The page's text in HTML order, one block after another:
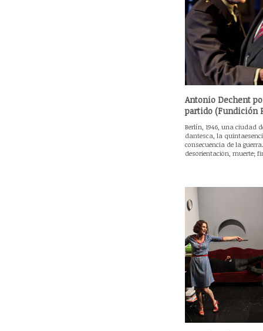
Antonio Dechent
partido (Fundición
Berlín, 1946, una ciudad
dantesca, la
consecuencia de la
desorientación, muerte;